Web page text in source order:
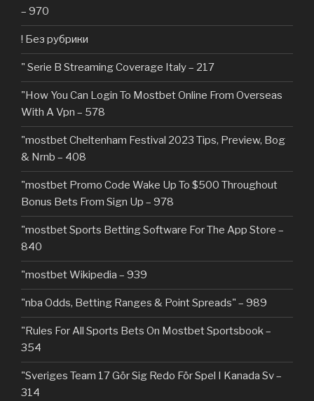
– 970
! Без рубрики
"️ Serie B Streaming Coverage Italy – 217
"How You Can Login To Mostbet Online From Overseas
With A Vpn – 578
"mostbet Cheltenham Festival 2023 Tips, Preview, Bog
& Nrnb – 408
"mostbet Promo Code Wake Up To $500 Throughout
Bonus Bets From Sign Up – 978
"‎mostbet Sports Betting Software For The App Store –
840
"mostbet Wikipedia – 939
"nba Odds, Betting Ranges & Point Spreads" – 989
"Rules For All Sports Bets On Mostbet Sportsbook –
354
"Sveriges Team 17 Gör Sig Redo För Spel I Kanada Sv –
314